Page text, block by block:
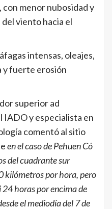
con menor nubosidad y
viento hacia el
intensas, oleajes,
y fuerte erosión
superior ad
IADO y especialista en
comentó al sitio
en el caso de Pehuen Có
del cuadrante sur
kilómetros por hora, pero
horas por encima de
el mediodía del 7 de